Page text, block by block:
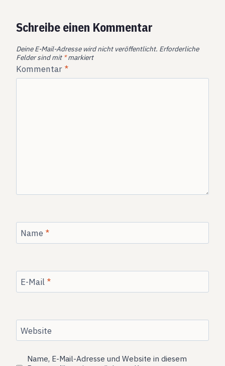
Schreibe einen Kommentar
Deine E-Mail-Adresse wird nicht veröffentlicht. Erforderliche
Felder sind mit *markiert
Kommentar *
Name *
E-Mail *
Website
Name, E-Mail-Adresse und Website in diesem